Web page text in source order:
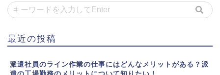
最近の投稿
派遣社員のライン作業の仕事にはどんなメリットがある？派